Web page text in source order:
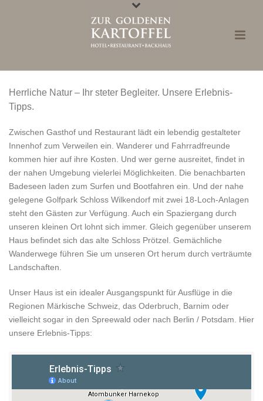
Herrliche Natur – Ihr steter Begleiter. Unsere Erlebnis-
Tipps.
Zwischen Gasthof und Restaurant lädt ein lebendig gestalteter
Innenhof zum Verweilen ein. Wanderer und Fahrradfreunde
kommen hier auf ihre Kosten. Und wer gerne ausreitet, findet in
der nahen Umgebung vielerlei Möglichkeiten. Die benachbarten
Badeseen laden zum Surfen und Bootfahren ein. Und der nahe
gelegene Golfpark Schloss Wilkendorf mit zwei 18-Loch-Anlagen
steht den Gästen zur Verfügung. Auch ein Spaziergang durch
unseren kleinen Ort lohnt sich immer. Gleich gegenüber unserem
Haus befindet sich das alte Schloss Prötzel. Gemächliche
Wanderwege führen Sie um unseren Ort herum durch verträumte
Landschaften.
Unser Haus ist ein idealer Ausgangspunkt für Ausflüge in die
Regionen Märkische Schweiz, das Oderbruch, Barnim oder
vielleicht sogar in den Spreewald oder nach Berlin / Potsdam. Hier
unsere Erlebnis-Tipps: